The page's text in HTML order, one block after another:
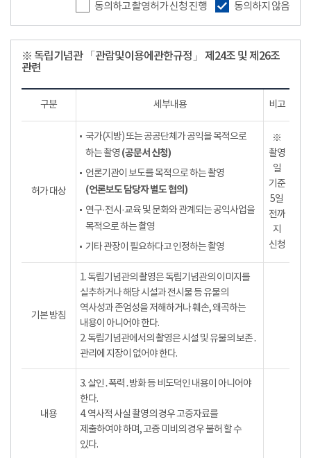
동의하고 촬영허가 신청 진행 동의하지 않음
※ 독립기념관 「관람및이용에관한규정」 제24조 및 제26조
관련
구분 세부내용 비고
허가 대상
국가(지방) 또는 공공단체가 공익을 목적으로
하는 촬영 (공문서 신청)
언론기관이 보도를 목적으로 하는 촬영
(언론보도 담당자 별도 협의)
연구·전시·교육 및 문화와 관계되는 공익사업을
목적으로 하는 촬영
기타 관장이 필요하다고 인정하는 촬영
※
촬영
일
기준
5일
전까
지
신청
기본 방침
1. 독립기념관의 촬영은 독립기념관의 이미지를
실추하거나 해당 시설과 전시물 등 유물의
역사성과 존엄성을 저해하거나 훼손, 왜곡하는
내용이 아니어야 한다.
2. 독립기념관에서의 촬영은 시설 및 유물의 보존․
관리에 지장이 없어야 한다.
내용
3. 살인․폭력․방화 등 비도덕인 내용이 아니어야
한다.
4. 역사적 사실 촬영의 경우 고증자료를
제출하여야 하며, 고증 미비의 경우 불허 할 수
있다.